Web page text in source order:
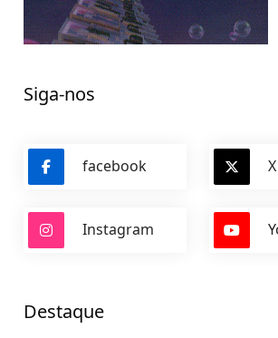
Siga-nos
facebook X
Instagram
Destaque